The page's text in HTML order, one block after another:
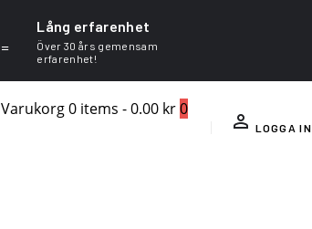
Lång erfarenhet
Över 30 års gemensam
erfarenhet!
Varukorg0 items -0.00 kr0
LOGGA IN